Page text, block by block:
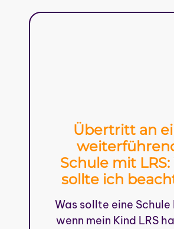
Übertritt an
Schule mit LRS:
sollte ich
Was sollte eine
wenn mein Kind LRS